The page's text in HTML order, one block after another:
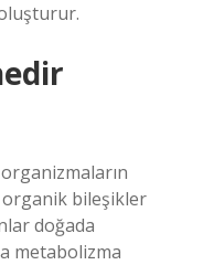
organik bileşikler
doğada
metabolizma